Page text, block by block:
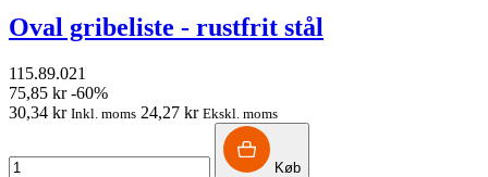
Oval gribeliste - rustfrit stål
115.89.021
75,85 kr -60%
30,34 kr Inkl. moms 24,27 kr Ekskl. moms
Køb